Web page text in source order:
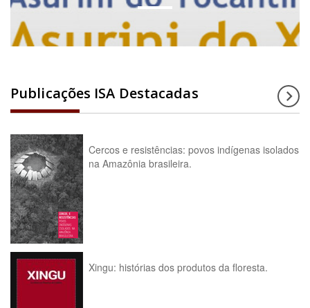
Publicações ISA Destacadas
Cercos e resistências: povos indígenas isolados
na Amazônia brasileira.
Xingu: histórias dos produtos da floresta.